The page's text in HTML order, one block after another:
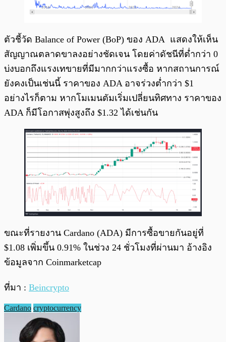
ตัวชี้วัด Balance of Power (BoP) ของ ADA แสดงให้เห็น
สัญญาณตลาดขาลงอย่างชัดเจน โดยค่าดัชนีที่ต่ำกว่า 0
บ่งบอกถึงแรงเทขายที่มีมากกว่าแรงซื้อ หากสถานการณ์
ยังคงเป็นเช่นนี้ ราคาของ ADA อาจร่วงต่ำกว่า $1
อย่างไรก็ตาม หากโมเมนตัมเริ่มเปลี่ยนทิศทาง ราคาของ
ADA ก็มีโอกาสพุ่งสูงถึง $1.32 ได้เช่นกัน
ขณะที่รายงาน Cardano (ADA) มีการซื้อขายกันอยู่ที่
$1.08 เพิ่มขึ้น 0.91% ในช่วง 24 ชั่วโมงที่ผ่านมา อ้างอิง
ข้อมูลจาก Coinmarketcap
ที่มา : Beincrypto
Cardano cryptocurrency